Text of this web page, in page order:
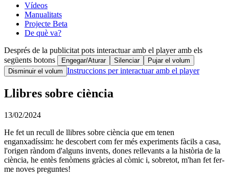
Vídeos
Manualitats
Projecte Beta
De què va?
Després de la publicitat pots interactuar amb el player amb els
següents botons
Engegar/Aturar Silenciar
Pujar el volum
Disminuir el volum Instruccions per interactuar amb el player
Llibres sobre ciència
13/02/2024
He fet un recull de llibres sobre ciència que em tenen
enganxadíssim: he descobert com fer més experiments fàcils a casa,
l'origen ràndom d'alguns invents, dones rellevants a la història de la
ciència, he entès fenòmens gràcies al còmic i, sobretot, m'han fet fer-
me noves preguntes!